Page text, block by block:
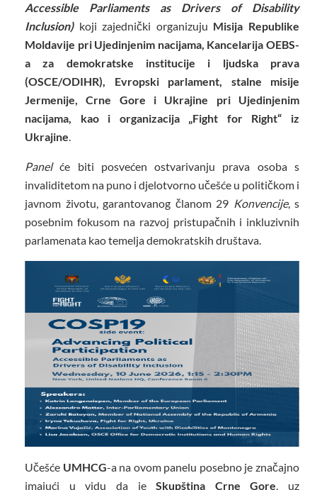
Accessible Parliaments as Drivers of Disability
Inclusion)koji zajednički organizuju Misija Republike
Moldavije pri Ujedinjenim nacijama, Kancelarija OEBS-
a za demokratske institucije i ljudska prava
(OSCE/ODIHR), Evropski parlament, stalne misije
Jermenije, Crne Gore i Ukrajine pri Ujedinjenim
nacijama, kao i organizacija „Fight for Right“ iz
Ukrajine.
Panelće biti posvećen ostvarivanju prava osoba s
invaliditetom na puno i djelotvorno učešće u političkom i
javnom životu, garantovanog članom 29 Konvencije, s
posebnim fokusom na razvoj pristupačnih i inkluzivnih
parlamenata kao temelja demokratskih društava.
Učešće UMHCG-a na ovom panelu posebno je značajno
imajući u vidu da jeSkupština Crne Gore, uz